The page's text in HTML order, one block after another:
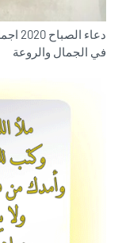
في الجمال والروعة